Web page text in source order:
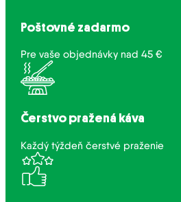
Poštovné zadarmo
Pre vaše objednávky nad 45 €
Čerstvo pražená káva
Každý týždeň čerstvé praženie